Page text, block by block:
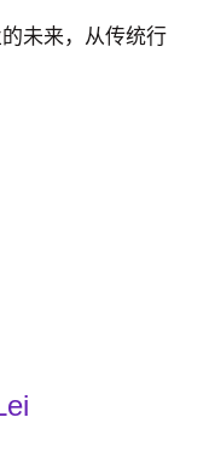
未来，从传统行